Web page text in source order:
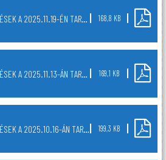
KÉPVISELŐ-TESTÜLETI DÖNTÉSEK A 2025.11.19-ÉN TARTOTT NYÍLT TESTÜLETI ÜLÉSRŐL 168,8 KB
KÉPVISELŐ-TESTÜLETI DÖNTÉSEK A 2025.11.13-ÁN TARTOTT NYÍLT TESTÜLETI ÜLÉSRŐL 169,1 KB
KÉPVISELŐ-TESTÜLETI DÖNTÉSEK A 2025.10.16-ÁN TARTOTT NYÍLT TESTÜLETI ÜLÉSRŐL 199,3 KB